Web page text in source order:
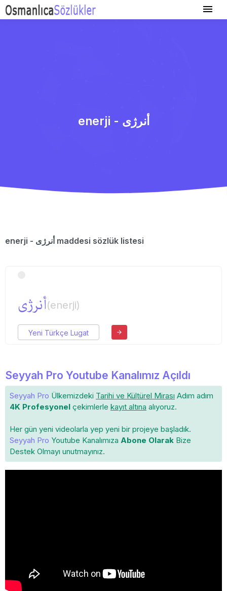
enerji - أنرژی
enerji - أنرژی maddesi sözlük listesi
أنرژی(enerji)
Yeni Türkçe Lugat
Seyyah Pro Youtube Kanalımız Açıldı
Seyyah Pro Ülkemizdeki Tarihi ve Kültürel Mirası Adım adım
4K Profesyonel çekimlerle kayıt altına alıyoruz.
Her gün yeni videolarla yep yeni bir projeye başladık.
Seyyah Pro Youtube Kanalımıza Abone Olarak Bize
Destek Olmayı unutmayınız.